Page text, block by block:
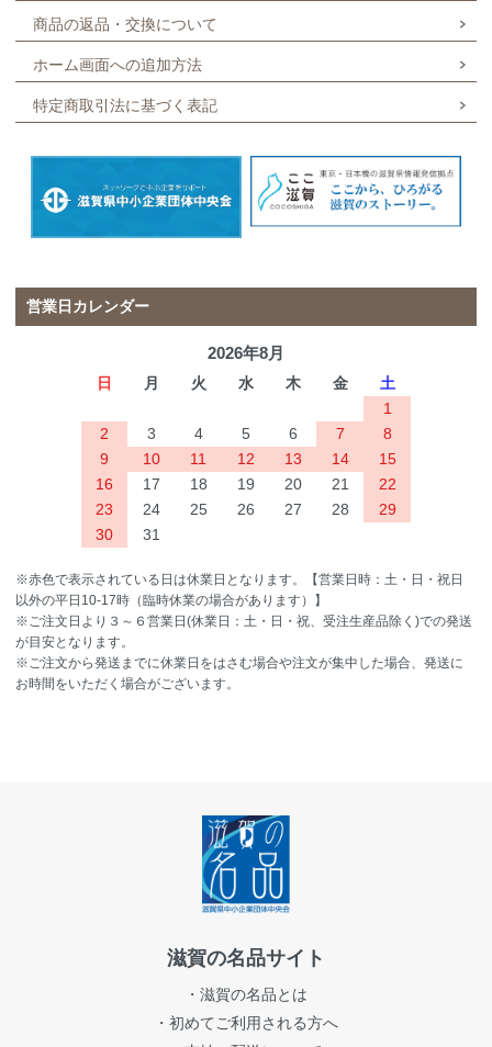
商品の返品・交換について
ホーム画面への追加方法
特定商取引法に基づく表記
営業日カレンダー
2026年8月
日 月 火 水 木 金
土
1
2
3 4 5 6 7
8
9
10 11 12 13 14
15
16
17 18 19 20 21
22
23
24 25 26 27 28
29
30
31
※赤色で表示されている日は休業日となります。【営業日時：土・日・祝日
以外の平日10-17時（臨時休業の場合があります）】
※ご注文日より３～６営業日(休業日：土・日・祝、受注生産品除く)での発送
が目安となります。
※ご注文から発送までに休業日をはさむ場合や注文が集中した場合、発送に
お時間をいただく場合がございます。
滋賀の名品サイト
・滋賀の名品とは
・初めてご利用される方へ